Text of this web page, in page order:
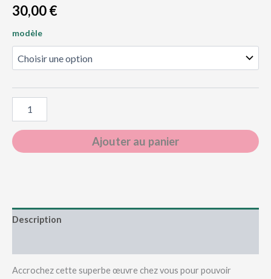
30,00€
modèle
en
bois
Ajouter au panier
Description
Accrochez cette superbe œuvre chez vous pour pouvoir